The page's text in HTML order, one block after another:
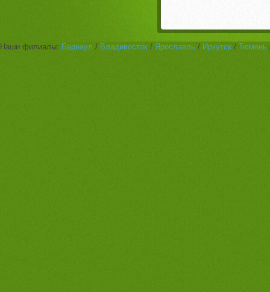
Наши филиалы: Барнаул / Владивосток / Ярославль / Иркутск / Тюмень